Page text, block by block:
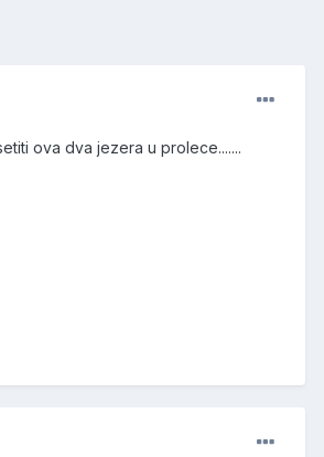
ova dva jezera u prolece.......